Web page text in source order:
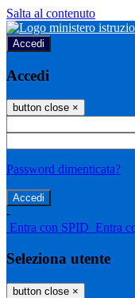
Salta al contenuto
Accedi
Accedi
button close ×
Password dimenticata?
-
Entra con SPID Entra
Seleziona utente
button close ×